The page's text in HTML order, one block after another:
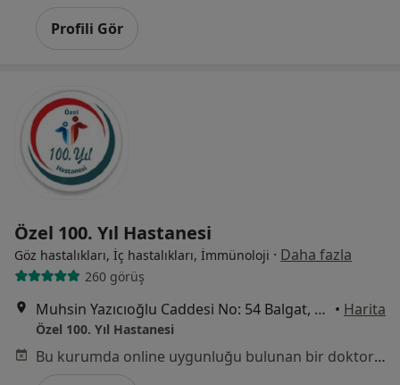
Profili Gör
Özel 100. Yıl Hastanesi
Göz hastalıkları, İç hastalıkları, İmmünoloji · Daha fazla
260 görüş
Muhsin Yazıcıoğlu Caddesi No: 54 Balgat, Çankaya • Harita
Özel 100. Yıl Hastanesi
Bu kurumda online uygunluğu bulunan bir doktor veya uzman bulunamadı